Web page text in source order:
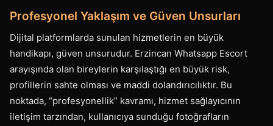
Profesyonel Yaklaşım ve Güven Unsurları
Dijital platformlarda sunulan hizmetlerin en büyük
handikapı, güven unsurudur. Erzincan Whatsapp Escort
arayışında olan bireylerin karşılaştığı en büyük risk,
profillerin sahte olması ve maddi dolandırıcılıktır. Bu
noktada, “profesyonellik” kavramı, hizmet sağlayıcının
iletişim tarzından, kullanıcıya sunduğu fotoğrafların